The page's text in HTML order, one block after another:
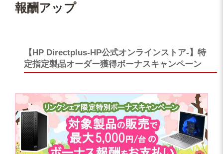
報酬アップ
【HP Directplus-HP公式オンラインストア-】特
定指定製品オーダー獲得ボーナスキャンペーン